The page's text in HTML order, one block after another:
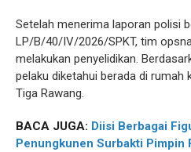
Setelah menerima laporan polisi
LP/B/40/IV/2026/SPKT, tim
melakukan penyelidikan.
pelaku diketahui berada di rumah
Tiga Rawang.
BACA JUGA: Diisi Berbagai
Penungkunen Surbakti Pimpin